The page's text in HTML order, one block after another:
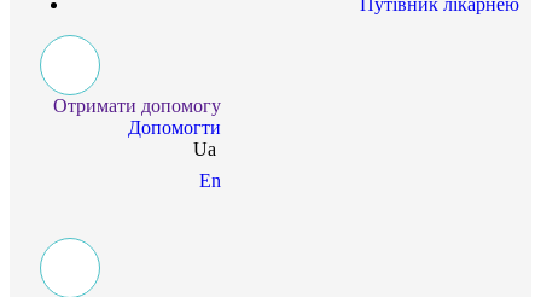
Путівник лікарнею
Отримати допомогу
Допомогти
Ua
En